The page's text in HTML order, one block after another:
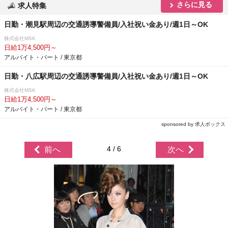
求人特集 さらに見る
日勤・潮見駅周辺の交通誘導警備員/入社祝い金あり/週1日～OK
株式会社MSK
日給1万4,500円～
アルバイト・パート / 東京都
日勤・八広駅周辺の交通誘導警備員/入社祝い金あり/週1日～OK
株式会社MSK
日給1万4,500円～
アルバイト・パート / 東京都
sponsored by 求人ボックス
前へ 4 / 6 次へ